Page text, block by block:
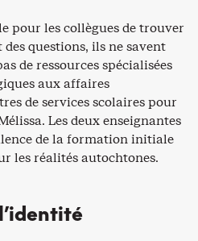
pour les collègues de trouver
questions, ils ne savent
de ressources spécialisées
aux affaires
de services scolaires pour
Les deux enseignantes
de la formation initiale
les réalités autochtones.